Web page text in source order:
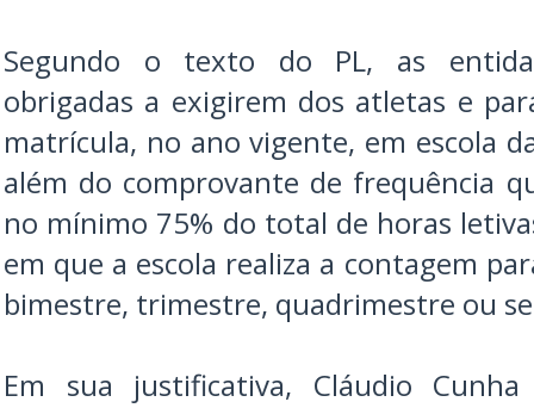
Segundo o texto do PL, as
obrigadas a exigirem dos atletas e
matrícula, no ano vigente, em escola
além do comprovante de frequência
no mínimo 75% do total de horas
em que a escola realiza a contagem
bimestre, trimestre, quadrimestre ou
Em sua justificativa, Cláudio